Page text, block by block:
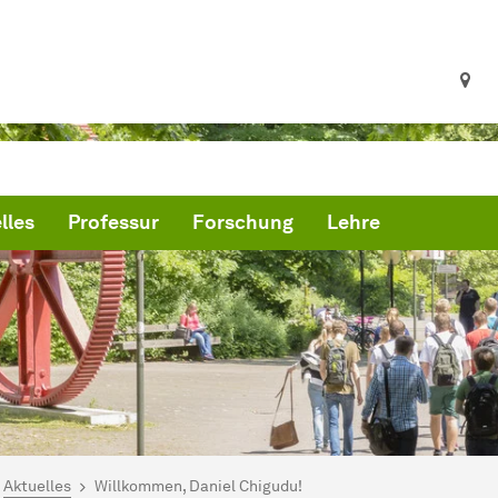
Professur Forschung Lehre
hier:
Aktuelles Willkommen, Daniel Chigudu!